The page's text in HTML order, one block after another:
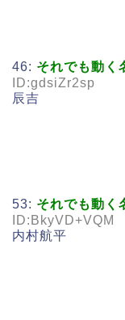
46: それでも動く
ID:gdsiZr2sp
辰吉
53: それでも動く
ID:BkyVD+VQM
内村航平